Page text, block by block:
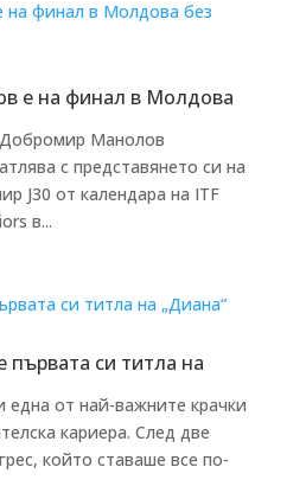
е на финал в Молдова
Добромир Манолов
с представянето си на
J30 от календара на ITF
в...
първата си титла на
една от най-важните крачки
кариера. След две
който ставаше все по-